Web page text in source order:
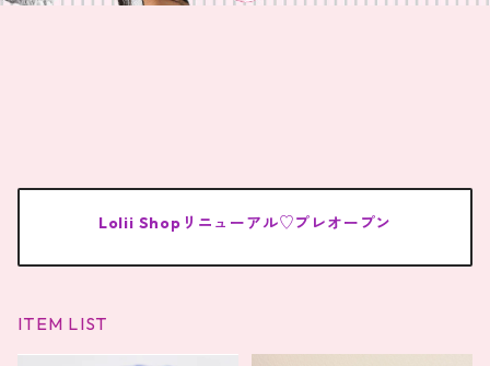
Lolii Shopリニューアル♡プレオープン
ITEM LIST